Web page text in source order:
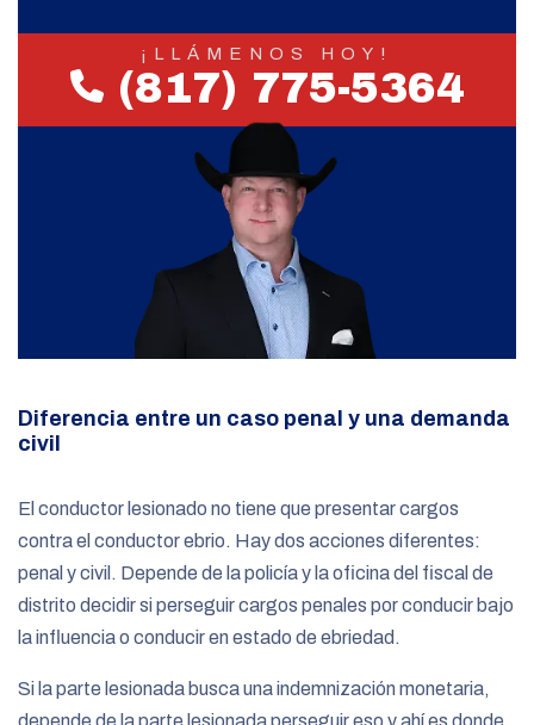
¡LLÁMENOS HOY!
(817) 775-5364
Diferencia entre un caso penal y una demanda
civil
El conductor lesionado no tiene que presentar cargos
contra el conductor ebrio. Hay dos acciones diferentes:
penal y civil. Depende de la policía y la oficina del fiscal de
distrito decidir si perseguir cargos penales por conducir bajo
la influencia o conducir en estado de ebriedad.
Si la parte lesionada busca una indemnización monetaria,
depende de la parte lesionada perseguir eso y ahí es donde